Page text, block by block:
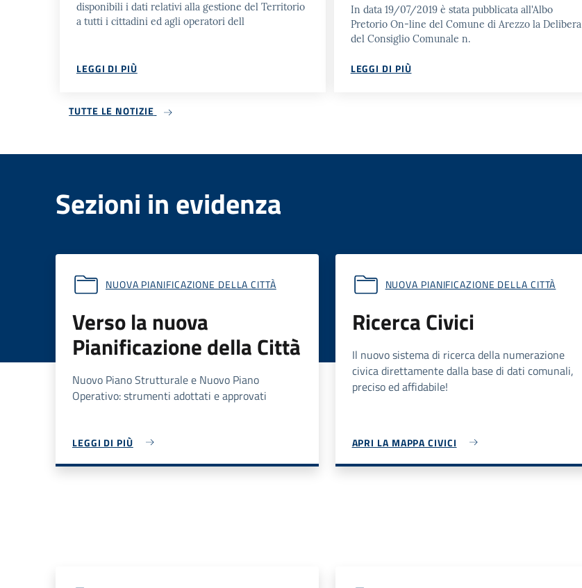
disponibili i dati relativi alla gestione del Territorio
a tutti i cittadini ed agli operatori dell
LEGGI DI PIÙ
In data 19/07/2019 è stata pubblicata all'Albo
Pretorio On-line del Comune di Arezzo la Delibera
del Consiglio Comunale n.
LEGGI DI PIÙ
TUTTE LE NOTIZIE
Sezioni in evidenza
NUOVA PIANIFICAZIONE DELLA CITTÀ
Verso la nuova
Pianificazione della Città
Nuovo Piano Strutturale e Nuovo Piano
Operativo: strumenti adottati e approvati
LEGGI DI PIÙ
NUOVA PIANIFICAZIONE DELLA CITTÀ
Ricerca Civici
Il nuovo sistema di ricerca della numerazione
civica direttamente dalla base di dati comunali,
preciso ed affidabile!
APRI LA MAPPA CIVICI